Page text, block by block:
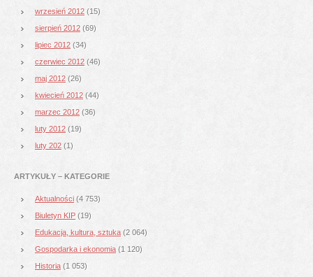
wrzesień 2012 (15)
sierpień 2012 (69)
lipiec 2012 (34)
czerwiec 2012 (46)
maj 2012 (26)
kwiecień 2012 (44)
marzec 2012 (36)
luty 2012 (19)
luty 202 (1)
ARTYKUŁY – KATEGORIE
Aktualności (4 753)
Biuletyn KIP (19)
Edukacja, kultura, sztuka (2 064)
Gospodarka i ekonomia (1 120)
Historia (1 053)